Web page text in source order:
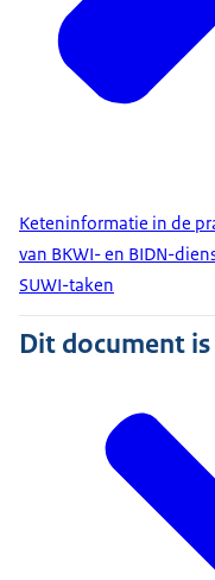
Keteninformatie in de
van BKWI- en BIDN-
SUWI-taken
Dit document